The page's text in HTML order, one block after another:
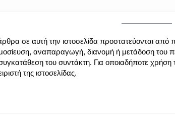
σε αυτή την ιστοσελίδα προστατεύονται από
αναπαραγωγή, διανομή ή μετάδοση του
του συντάκτη. Για οποιαδήποτε
της ιστοσελίδας.